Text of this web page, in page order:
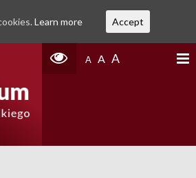
A A A
Learn more Accept